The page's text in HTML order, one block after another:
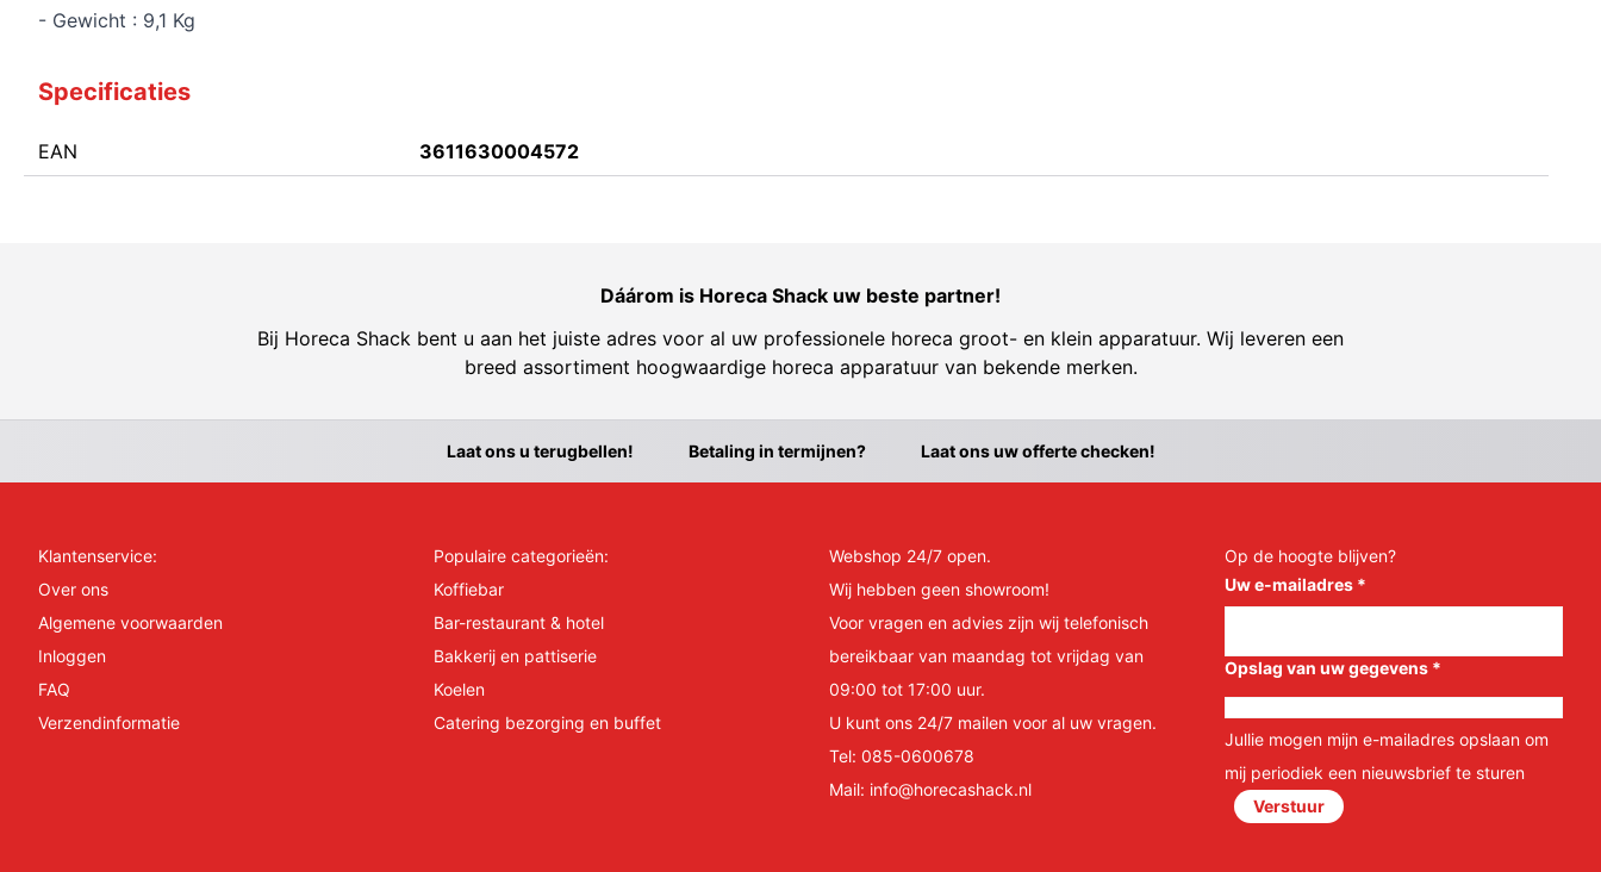
- Gewicht : 9,1 Kg
Specificaties
EAN 3611630004572
Dáárom is Horeca Shack uw beste partner!
Bij Horeca Shack bent u aan het juiste adres voor al uw professionele horeca groot- en klein apparatuur. Wij leveren een
breed assortiment hoogwaardige horeca apparatuur van bekende merken.
Laat ons u terugbellen! Betaling in termijnen? Laat ons uw offerte checken!
Klantenservice:
Over ons
Algemene voorwaarden
Inloggen
FAQ
Verzendinformatie
Populaire categorieën:
Koffiebar
Bar-restaurant & hotel
Bakkerij en pattiserie
Koelen
Catering bezorging en buffet
Webshop 24/7 open.
Wij hebben geen showroom!
Voor vragen en advies zijn wij telefonisch
bereikbaar van maandag tot vrijdag van
09:00 tot 17:00 uur.
U kunt ons 24/7 mailen voor al uw vragen.
Tel: 085-0600678
Mail: info@horecashack.nl
Op de hoogte blijven?
Uw e-mailadres *
Opslag van uw gegevens *
Jullie mogen mijn e-mailadres opslaan om
mij periodiek een nieuwsbrief te sturen
Verstuur